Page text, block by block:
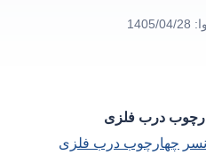
1405/04/28
درب فلزی
چهارچوب درب فلزی